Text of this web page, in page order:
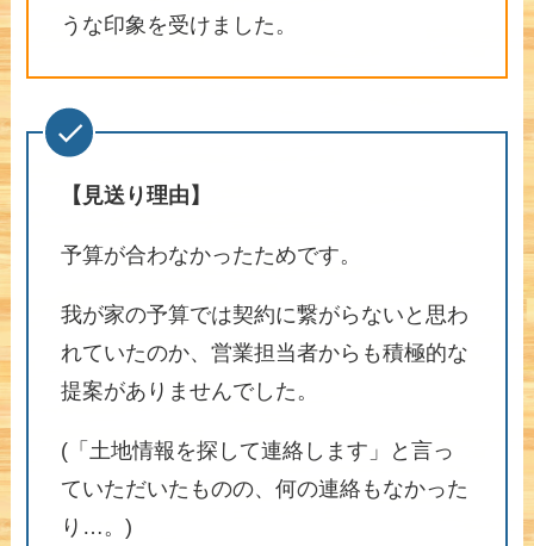
うな印象を受けました。
【見送り理由】
予算が合わなかったためです。
我が家の予算では契約に繋がらないと思わ
れていたのか、営業担当者からも積極的な
提案がありませんでした。
(「土地情報を探して連絡します」と言っ
ていただいたものの、何の連絡もなかった
り…。)